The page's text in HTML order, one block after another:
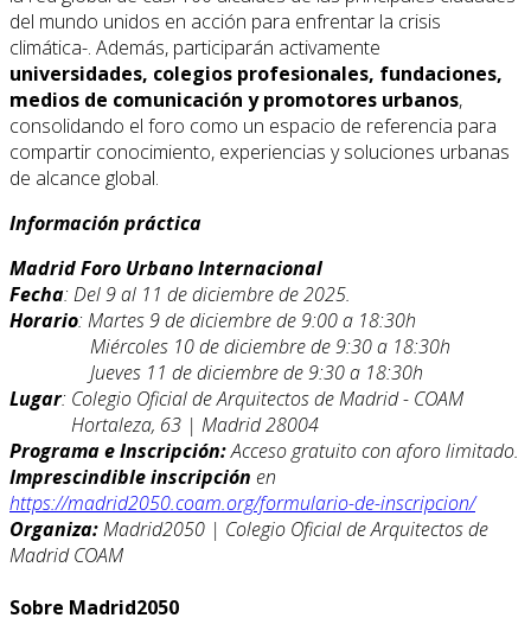
del mundo unidos en acción para enfrentar la crisis
climática-. Además, participarán activamente
universidades, colegios profesionales, fundaciones,
medios de comunicación y promotores urbanos,
consolidando el foro como un espacio de referencia para
compartir conocimiento, experiencias y soluciones urbanas
de alcance global.
Información práctica
Madrid Foro Urbano Internacional
Fecha: Del 9 al 11 de diciembre de 2025.
Horario: Martes 9 de diciembre de 9:00 a 18:30h
Miércoles 10 de diciembre de 9:30 a 18:30h
Jueves 11 de diciembre de 9:30 a 18:30h
Lugar: Colegio Oficial de Arquitectos de Madrid - COAM
Hortaleza, 63 | Madrid 28004
Programa e Inscripción:Acceso gratuito con aforo limitado.
Imprescindible inscripción en
https://madrid2050.coam.org/formulario-de-inscripcion/
Organiza:Madrid2050 | Colegio Oficial de Arquitectos de
Madrid COAM
Sobre Madrid2050